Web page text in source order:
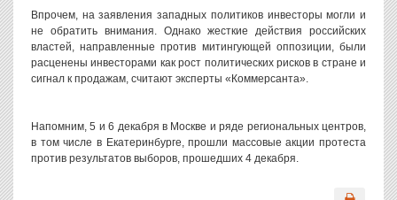
Впрочем, на заявления западных политиков инвесторы могли и
не обратить внимания. Однако жесткие действия российских
властей, направленные против митингующей оппозиции, были
расценены инвесторами как рост политических рисков в стране и
сигнал к продажам, считают эксперты «Коммерсанта».
Напомним, 5 и 6 декабря в Москве и ряде региональных центров,
в том числе в Екатеринбурге, прошли массовые акции протеста
против результатов выборов, прошедших 4 декабря.